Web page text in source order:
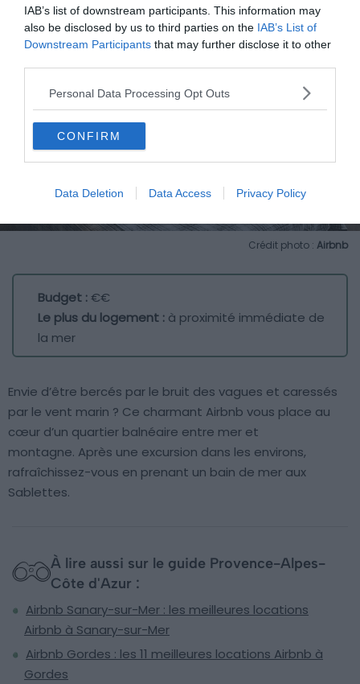
IAB’s list of downstream participants. This information may
also be disclosed by us to third parties on the IAB’s List of
Downstream Participants that may further disclose it to other
Personal Data Processing Opt Outs
CONFIRM
Data Deletion Data Access Privacy Policy
Crédit photo : Airbnb
Budget :€€
Le plus du logement : à proximité immédiate de
la mer
Envie d’être bercés par le bruit des vagues et caressés
par le vent marin ? Ce charmant Airbnb vous place au
cœur d’un quartier balnéaire entre mer et
montagne. Après une excursion dans les environs,
rafraîchissez-vous en prenant un bain de mer aux
Sablettes.
À lire aussi sur le guide Provence-Alpes-
Côte d'Azur :
Airbnb Sanary-sur-Mer : les meilleures locations
Airbnb à Sanary-sur-Mer
Airbnb Gordes : les 11 meilleures locations Airbnb à
Gordes